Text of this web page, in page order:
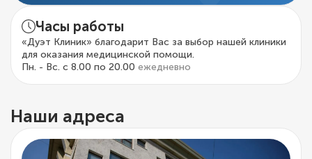
Часы работы
«Дуэт Клиник» благодарит Вас за выбор нашей клиники
для оказания медицинской помощи.
Пн. - Вс. с 8.00 по 20.00 ежедневно
Наши адреса